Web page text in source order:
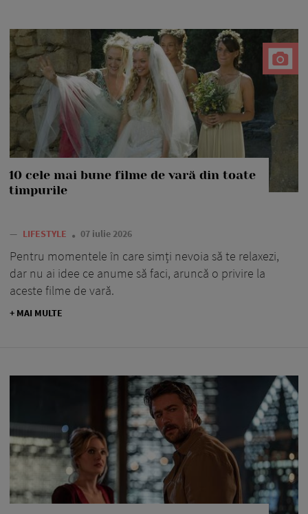
10 cele mai bune filme de vară din toate
timpurile
— LIFESTYLE 07 iulie 2026
Pentru momentele în care simți nevoia să te relaxezi,
dar nu ai idee ce anume să faci, aruncă o privire la
aceste filme de vară.
+ MAI MULTE